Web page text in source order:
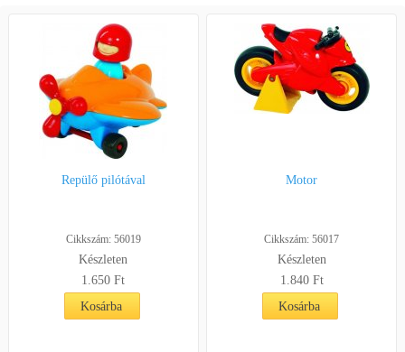
Repülő pilótával
Cikkszám: 56019
Készleten
1.650Ft
Kosárba
Motor
Cikkszám: 56017
Készleten
1.840 Ft
Kosárba